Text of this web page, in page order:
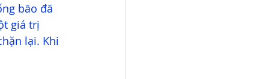
bão đã
giá trị
lại. Khi